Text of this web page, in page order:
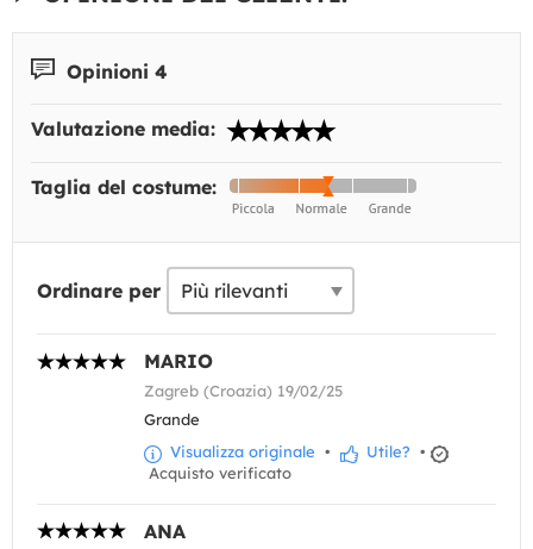
Opinioni 4
Valutazione media:
Taglia del costume:
Ordinare per
MARIO
Zagreb (Croazia) 19/02/25
Grande
Visualizza originale • Utile? •
Acquisto verificato
ANA